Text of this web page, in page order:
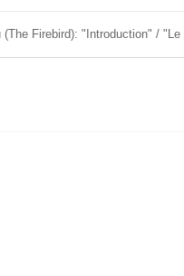
(The Firebird): "Introduction" /